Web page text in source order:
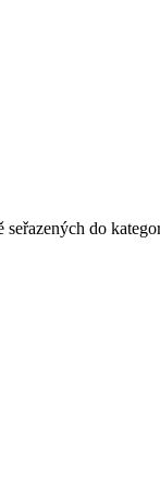
seřazených do